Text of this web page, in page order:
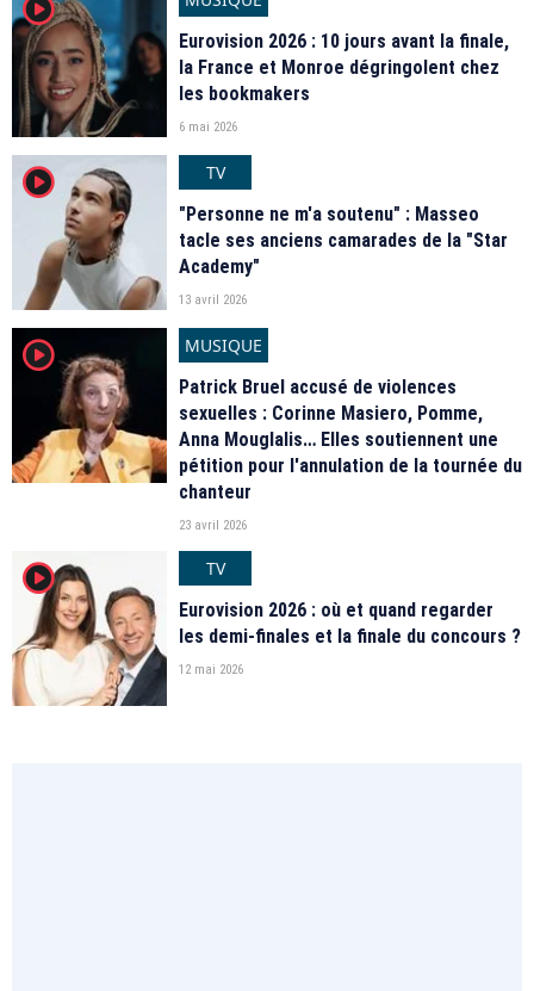
player2
Eurovision 2026 : 10 jours avant la finale,
la France et Monroe dégringolent chez
les bookmakers
6 mai 2026
player2
TV
"Personne ne m'a soutenu" : Masseo
tacle ses anciens camarades de la "Star
Academy"
13 avril 2026
player2
MUSIQUE
Patrick Bruel accusé de violences
sexuelles : Corinne Masiero, Pomme,
Anna Mouglalis… Elles soutiennent une
pétition pour l'annulation de la tournée du
chanteur
23 avril 2026
player2
TV
Eurovision 2026 : où et quand regarder
les demi-finales et la finale du concours ?
12 mai 2026